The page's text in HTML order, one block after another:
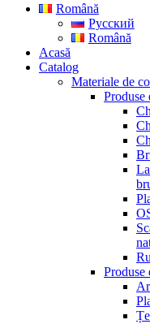
Română
Русский
Română
Acasă
Catalog
Materiale de
Produse
Produse